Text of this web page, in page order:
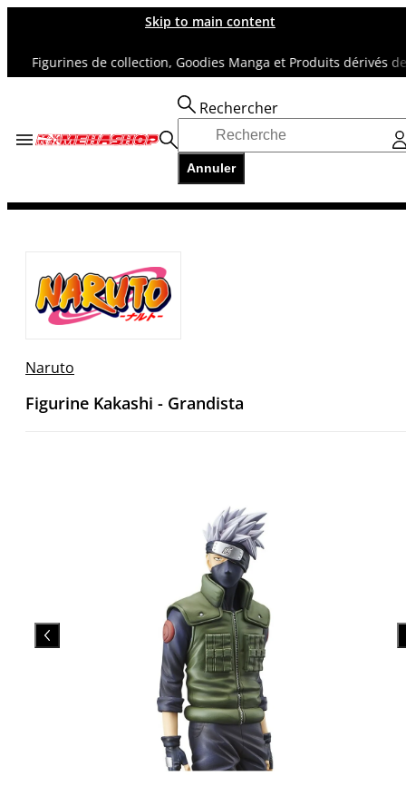
Skip to main content
Figurines de collection, Goodies Manga et Produits dérivés de
Rechercher
Annuler
Accueil
Naruto
Figurine Kakashi - Grandista